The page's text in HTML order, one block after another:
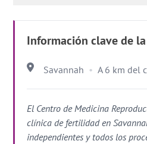
Información clave de
Savannah A 6 km del
El Centro de Medicina
clínica de fertilidad en
independientes y todos los